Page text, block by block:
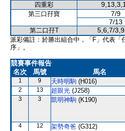
四重彩
第三口孖寶 7/9
7/13
第二口孖T 5,6,7/
派彩備註：於勝出組合中，「F」代表
序」。
競賽事件報告
名次
馬號 馬名
1 9 天時明駒 (H016)
2 13 超眼光 (J258)
3 3 凱明神駒 (K190)
4 12 架勢奇爸 (G312)